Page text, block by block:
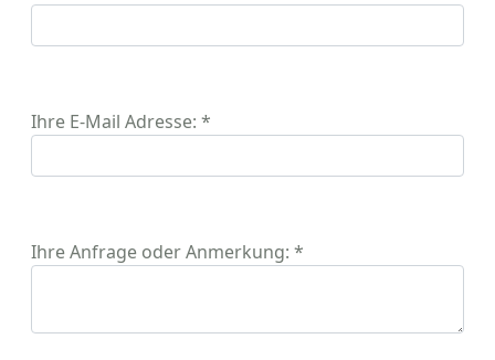
Ihre E-Mail Adresse: *
Ihre Anfrage oder Anmerkung: *